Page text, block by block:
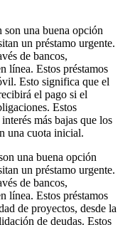
son una buena opción
un préstamo urgente.
de bancos,
línea. Estos préstamos
Esto significa que el
el pago si el
Estos
más bajas que los
una cuota inicial.
una buena opción
un préstamo urgente.
de bancos,
línea. Estos préstamos
de proyectos, desde la
de deudas. Estos